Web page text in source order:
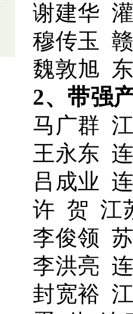
谢建华
穆传玉
魏敦旭
2、带强
马广群
王永东
吕成业
许 贺 江
李俊领
李洪亮
封宽裕